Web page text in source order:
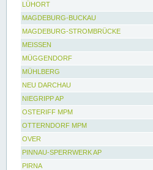
LÜHORT
MAGDEBURG-BUCKAU
MAGDEBURG-STROMBRÜCKE
MEISSEN
MÜGGENDORF
MÜHLBERG
NEU DARCHAU
NIEGRIPP AP
OSTERIFF MPM
OTTERNDORF MPM
OVER
PINNAU-SPERRWERK AP
PIRNA